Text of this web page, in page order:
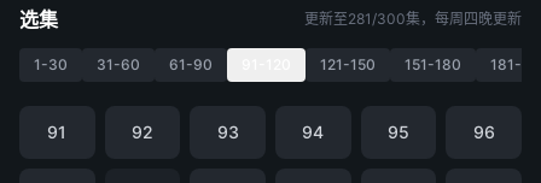
选集 更新至281/300集，每周四晚更新
1-30 31-60 61-90 121-150 151-180 181-
91 92 93 94 95 96